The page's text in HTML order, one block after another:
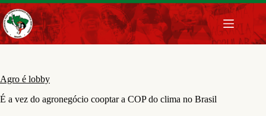
Pular
para
o
conteúdo
Agro é lobby
É a vez do agronegócio cooptar a COP do clima no Brasil